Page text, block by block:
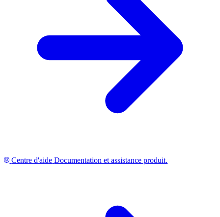
Centre d'aide Documentation et assistance produit.